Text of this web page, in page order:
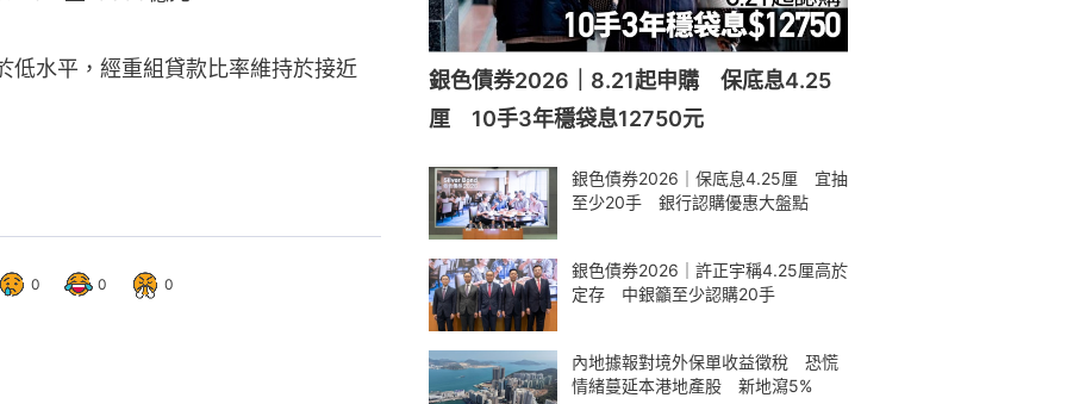
低水平，經重組貸款比率維持於接近
0 0 0
銀色債券2026｜8.21起申購 保底息4.25
厘 10手3年穩袋息12750元
銀色債券2026｜保底息4.25厘 宜抽
至少20手 銀行認購優惠大盤點
銀色債券2026｜許正宇稱4.25厘高於
定存 中銀籲至少認購20手
內地據報對境外保單收益徵稅 恐慌
情緒蔓延本港地產股 新地瀉5%